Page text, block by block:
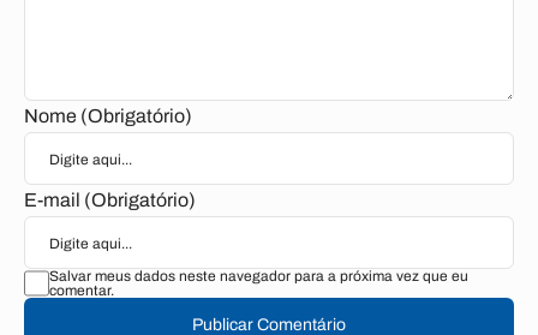
Nome (Obrigatório)
E-mail (Obrigatório)
Salvar meus dados neste navegador para a próxima vez que eu
comentar.
Publicar Comentário